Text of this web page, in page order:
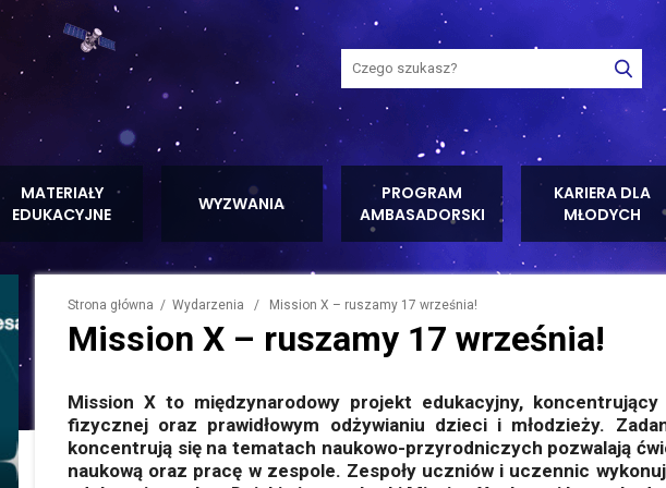
MATERIAŁY
EDUKACYJNE
WYZWANIA
PROGRAM
AMBASADORSKI
KARIERA DLA
MŁODYCH
Wyszukaj na stronie Szukaj
Strona główna / Wydarzenia / Mission X – ruszamy 17 września!
Mission X – ruszamy 17 września!
Mission X to międzynarodowy projekt edukacyjny,
fizycznej oraz prawidłowym odżywianiu dzieci i młodzieży. Z
koncentrują się na tematach naukowo-przyrodniczych pozwalają
naukową oraz pracę w zespole. Zespoły uczniów i uczennic